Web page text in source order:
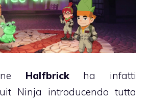
Halfbrickha infatti
Ninja introducendo tutta